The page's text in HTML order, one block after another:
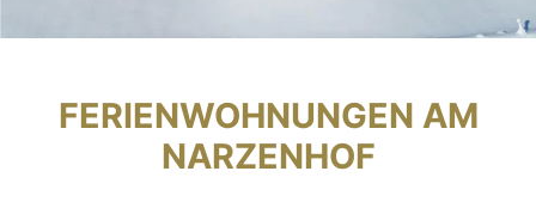
FERIENWOHNUNGEN AM
NARZENHOF